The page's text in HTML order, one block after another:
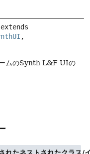
ームのSynth L&F UIの